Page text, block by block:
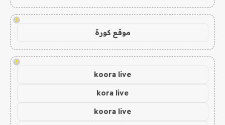
!
موقع كورة
!
koora live
kora live
koora live